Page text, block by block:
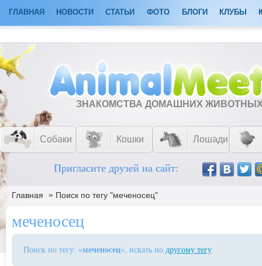
ГЛАВНАЯ НОВОСТИ СТАТЬИ ФОТО БЛОГИ КЛУБЫ
ЗНАКОМСТВА ДОМАШНИХ
Собаки Кошки Лошади
Пригласите друзей на сайт:
Главная » Поиск по тегу "меченосец"
меченосец
Поиск по тегу: «меченосец», искать по другому тегу